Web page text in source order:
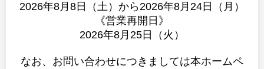
2026年8月8日（土）から2026年8月24日（月）
《営業再開日》
2026年8月25日（火）
なお、お問い合わせにつきましては本ホームペ